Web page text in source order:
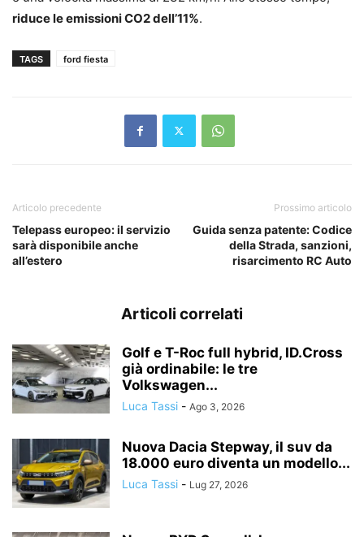
riduce le emissioni CO2 dell’11%.
TAGS ford fiesta
Articolo precedente
Telepass europeo: il servizio
sarà disponibile anche
all’estero
Prossimo articolo
Guida senza patente: Codice
della Strada, sanzioni,
risarcimento RC Auto
Articoli correlati
Golf e T-Roc full hybrid, ID.Cross
già ordinabile: le tre
Volkswagen...
Luca Tassi - Ago 3, 2026
Nuova Dacia Stepway, il suv da
18.000 euro diventa un modello...
Luca Tassi - Lug 27, 2026